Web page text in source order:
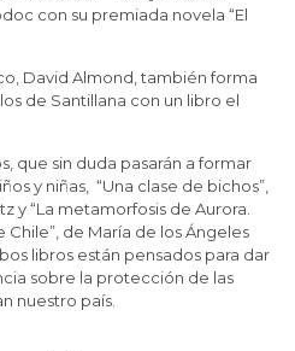
con su premiada novela “El
David Almond, también forma
de Santillana con un libro el
que sin duda pasarán a formar
y niñas, “Una clase de bichos”,
y “La metamorfosis de Aurora.
Chile”, de María de los Ángeles
libros están pensados para dar
sobre la protección de las
nuestro país.